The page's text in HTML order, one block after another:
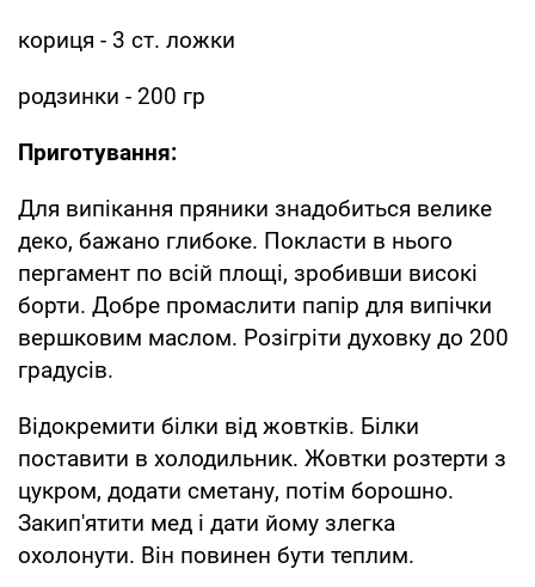
кориця - 3 ст. ложки
родзинки - 200 гр
Приготування:
Для випікання пряники знадобиться велике
деко, бажано глибоке. Покласти в нього
пергамент по всій площі, зробивши високі
борти. Добре промаслити папір для випічки
вершковим маслом. Розігріти духовку до 200
градусів.
Відокремити білки від жовтків. Білки
поставити в холодильник. Жовтки розтерти з
цукром, додати сметану, потім борошно.
Закип'ятити мед і дати йому злегка
охолонути. Він повинен бути теплим.